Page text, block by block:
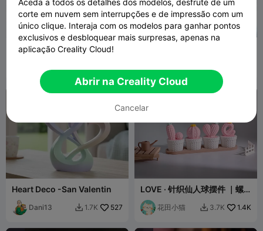
Conjunto Organizador de
Maquiagem e Joias
Heart Deco -San Valentin
Dani13  1.7K 527
LOVE · 针织仙人球摆件 ｜螺
纹组装｜免支撑易打印
花田小猫  3.7K 1.4K
Aceda a todos os detalhes dos modelos, desfrute de um
corte em nuvem sem interrupções e de impressão com um
único clique. Interaja com os modelos para ganhar pontos
exclusivos e desbloquear mais surpresas, apenas na
aplicação Creality Cloud!
Abrir na Creality Cloud
Cancelar